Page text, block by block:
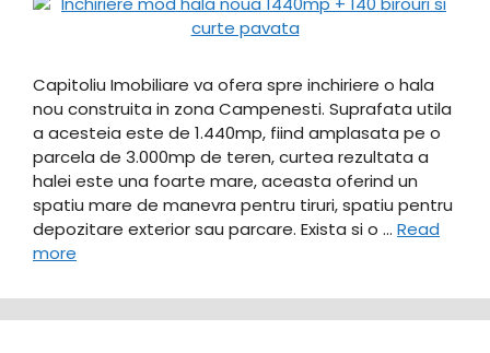
Capitoliu Imobiliare va ofera spre inchiriere o hala
nou construita in zona Campenesti. Suprafata utila
a acesteia este de 1.440mp, fiind amplasata pe o
parcela de 3.000mp de teren, curtea rezultata a
halei este una foarte mare, aceasta oferind un
spatiu mare de manevra pentru tiruri, spatiu pentru
depozitare exterior sau parcare. Exista si o … Read
more